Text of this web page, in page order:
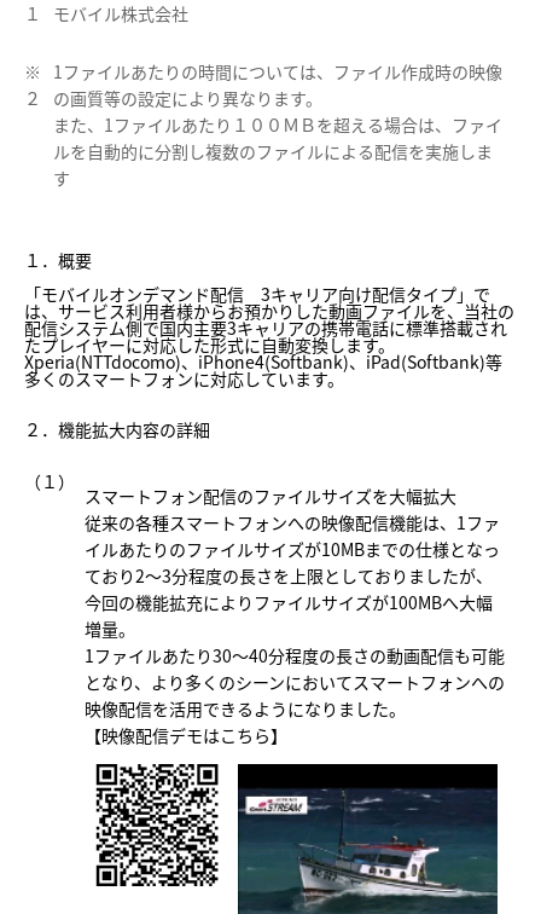
１
モバイル株式会社
※
２
1ファイルあたりの時間については、ファイル作成時の映像
の画質等の設定により異なります。
また、1ファイルあたり１００ＭＢを超える場合は、ファイ
ルを自動的に分割し複数のファイルによる配信を実施しま
す
１．概要
「モバイルオンデマンド配信 3キャリア向け配信タイプ」で
は、サービス利用者様からお預かりした動画ファイルを、当社の
配信システム側で国内主要3キャリアの携帯電話に標準搭載され
たプレイヤーに対応した形式に自動変換します。
Xperia(NTTdocomo)、iPhone4(Softbank)、iPad(Softbank)等
多くのスマートフォンに対応しています。
２．機能拡大内容の詳細
（１）
スマートフォン配信のファイルサイズを大幅拡大
従来の各種スマートフォンへの映像配信機能は、1ファ
イルあたりのファイルサイズが10MBまでの仕様となっ
ており2～3分程度の長さを上限としておりましたが、
今回の機能拡充によりファイルサイズが100MBへ大幅
増量。
1ファイルあたり30～40分程度の長さの動画配信も可能
となり、より多くのシーンにおいてスマートフォンへの
映像配信を活用できるようになりました。
【映像配信デモはこちら】